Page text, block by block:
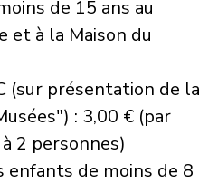
de 15 ans au
et à la Maison du
(sur présentation de la
: 3,00 € (par
2 personnes)
enfants de moins de 8